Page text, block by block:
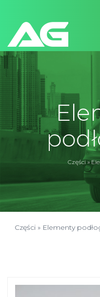
Części»
Części » Elementy